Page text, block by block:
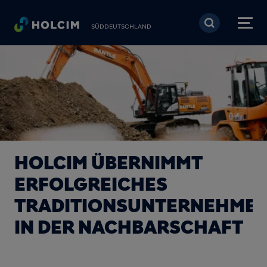
Direkt zum Inhalt
SÜDDEUTSCHLAND
HOLCIM ÜBERNIMMT
ERFOLGREICHES
IN DER NACHBARSCHAFT